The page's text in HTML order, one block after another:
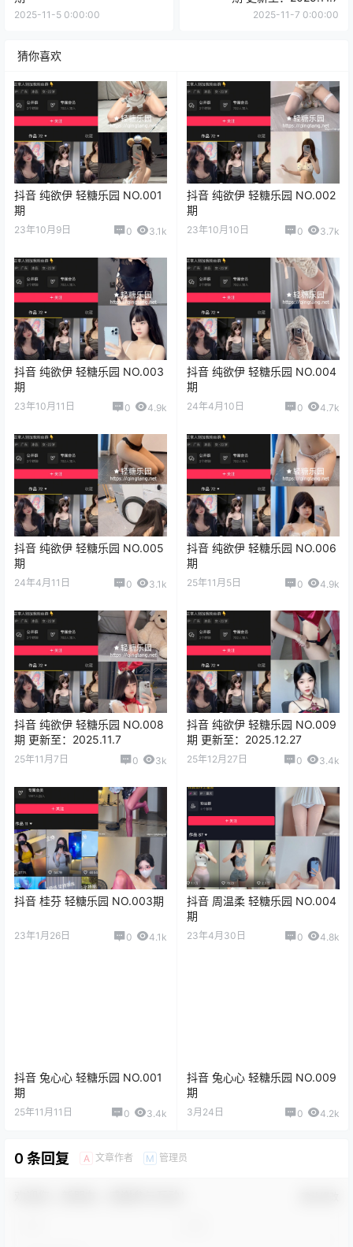
2025-11-5 0:00:00 2025-11-7 0:00:00
猜你喜欢
抖音 纯欲伊 轻糖乐园 NO.001
期
23年10月9日 0 3.1k
抖音 纯欲伊 轻糖乐园 NO.002
期
23年10月10日 0 3.7k
抖音 纯欲伊 轻糖乐园 NO.003
期
23年10月11日 0 4.9k
抖音 纯欲伊 轻糖乐园 NO.004
期
24年4月10日 0 4.7k
抖音 纯欲伊 轻糖乐园 NO.005
期
24年4月11日 0 3.1k
抖音 纯欲伊 轻糖乐园 NO.006
期
25年11月5日 0 4.9k
抖音 纯欲伊 轻糖乐园 NO.008
期 更新至：2025.11.7
25年11月7日 0 3k
抖音 纯欲伊 轻糖乐园 NO.009
期 更新至：2025.12.27
25年12月27日 0 3.4k
抖音 桂芬 轻糖乐园 NO.003期
23年1月26日 0 4.1k
抖音 周温柔 轻糖乐园 NO.004
期
23年4月30日 0 4.8k
抖音 兔心心 轻糖乐园 NO.001
期
25年11月11日 0 3.4k
抖音 兔心心 轻糖乐园 NO.009
期
3月24日 0 4.2k
0 条回复 A 文章作者 M 管理员